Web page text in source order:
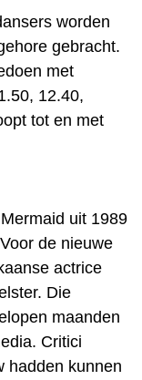
worden
gebracht.
met
12.40,
tot en met
uit 1989
de nieuwe
actrice
Die
maanden
Critici
hadden kunnen